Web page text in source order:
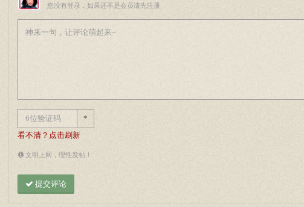
您没有登录，如果还不是会员请先注册
*
看不清？点击刷新
文明上网，理性发帖！
提交评论